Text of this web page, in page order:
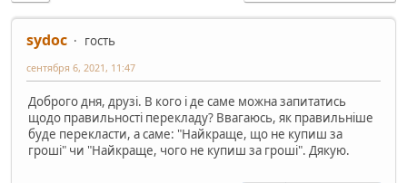
sydoc гость
сентября 6, 2021, 11:47
Доброго дня, друзі. В кого і де саме можна запитатись
щодо правильності перекладу? Ввагаюсь, як правильніше
буде перекласти, а саме: "Найкраще, що не купиш за
гроші" чи "Найкраще, чого не купиш за гроші". Дякую.